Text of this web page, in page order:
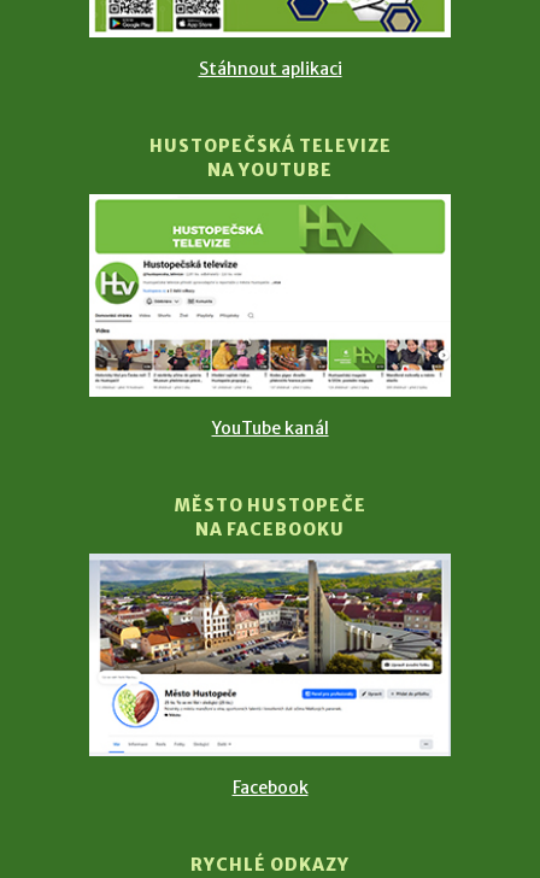
Stáhnout aplikaci
HUSTOPEČSKÁ TELEVIZE
NA YOUTUBE
YouTube kanál
MĚSTO HUSTOPEČE
NA FACEBOOKU
Facebook
RYCHLÉ ODKAZY